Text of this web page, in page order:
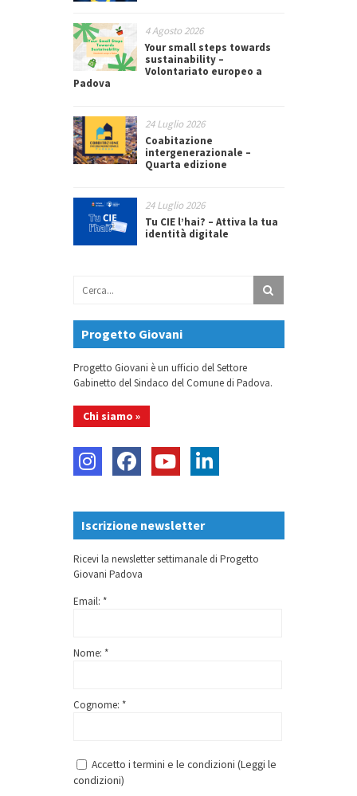
4 Agosto 2026
Your small steps towards
sustainability –
Volontariato europeo a
Padova
24 Luglio 2026
Coabitazione
intergenerazionale –
Quarta edizione
24 Luglio 2026
Tu CIE l’hai? – Attiva la tua
identità digitale
Progetto Giovani
Progetto Giovani è un ufficio del Settore
Gabinetto del Sindaco del Comune di Padova.
Chi siamo »
Iscrizione newsletter
Ricevi la newsletter settimanale di Progetto
Giovani Padova
Email: *
Nome: *
Cognome: *
Accetto i termini e le condizioni (Leggi le
condizioni)